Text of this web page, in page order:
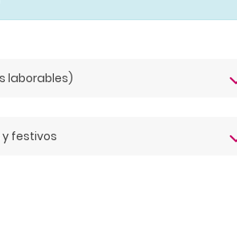
laborables)
festivos